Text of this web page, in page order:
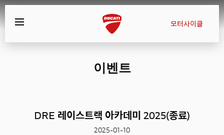
모터사이클
이벤트
DRE 레이스트랙 아카데미 2025(종료)
2025-01-10